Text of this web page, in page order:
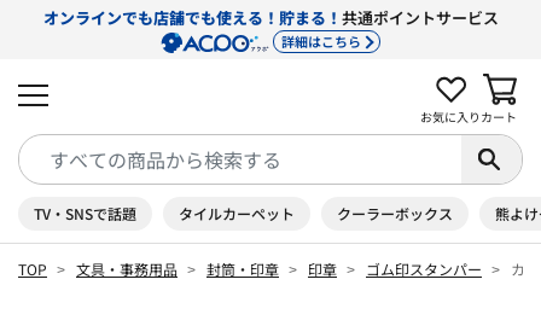
オンラインでも店舗でも使える！貯まる！ 共通ポイントサービス
詳細はこちら
お気に入り カート
TV・SNSで話題 タイルカーペット クーラーボックス 熊よ
TOP 文具・事務用品 封筒・印章 印章 ゴム印スタンパー カ